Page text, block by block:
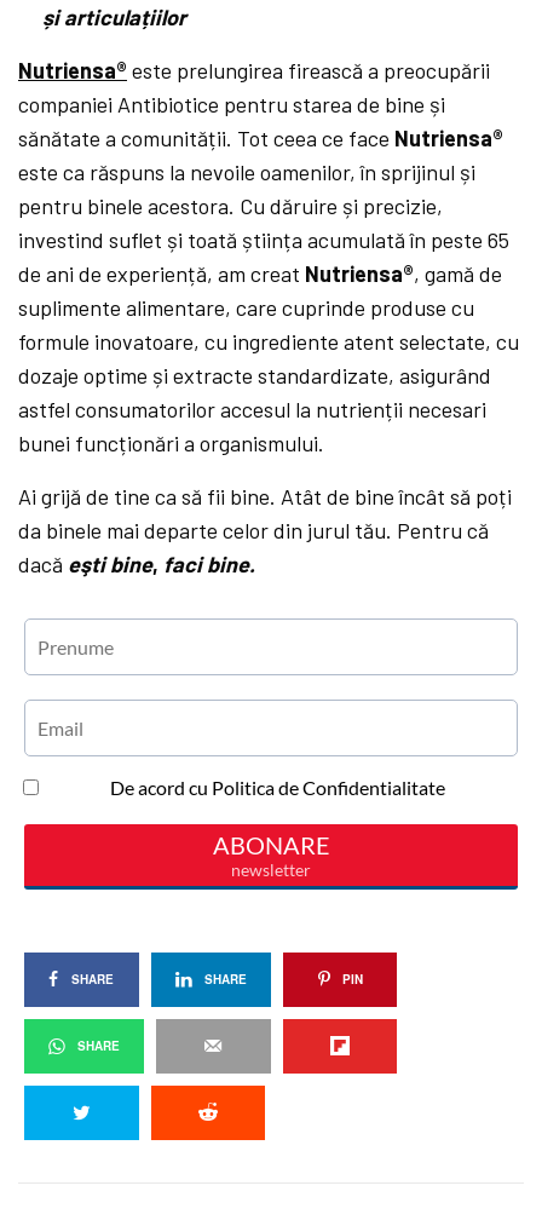
și articulațiilor
Nutriensa® este prelungirea firească a preocupării
companiei Antibiotice pentru starea de bine și
sănătate a comunității. Tot ceea ce face Nutriensa®
este ca răspuns la nevoile oamenilor, în sprijinul și
pentru binele acestora. Cu dăruire și precizie,
investind suflet și toată știința acumulată în peste 65
de ani de experiență, am creat Nutriensa®, gamă de
suplimente alimentare, care cuprinde produse cu
formule inovatoare, cu ingrediente atent selectate, cu
dozaje optime și extracte standardizate, asigurând
astfel consumatorilor accesul la nutrienții necesari
bunei funcționări a organismului.
Ai grijă de tine ca să fii bine. Atât de bine încât să poți
da binele mai departe celor din jurul tău. Pentru că
dacă eşti bine, faci bine.
SHARE SHARE PIN
SHARE